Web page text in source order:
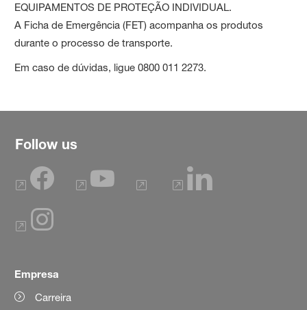
EQUIPAMENTOS DE PROTEÇÃO INDIVIDUAL.
A Ficha de Emergência (FET) acompanha os produtos
durante o processo de transporte.
Em caso de dúvidas, ligue 0800 011 2273.
Follow us
Empresa
Carreira